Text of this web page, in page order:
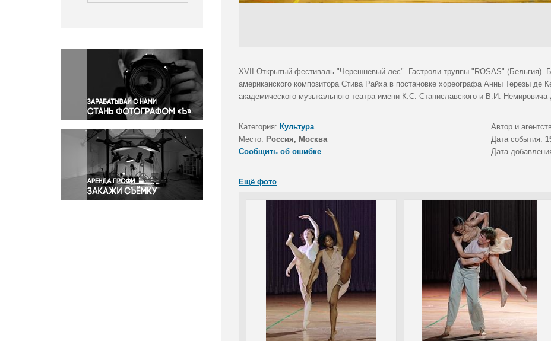
Окружающая среда
Политика
Правосудие
Происшествия и конфликты
Религия
Светская жизнь
Спорт
Экология
Экономика и бизнес
XVII Открытый фестиваль "Черешневый лес". Гастроли труппы "ROSAS" (Бельгия).
американского композитора Стива Райха в постановке хореографа Анны Терезы де
академического музыкального театра имени К.С. Станиславского и В.И.
Категория: Культура Автор и
Место: Россия, Москва Дата события:
Сообщить об ошибке
Дата
Ещё фото